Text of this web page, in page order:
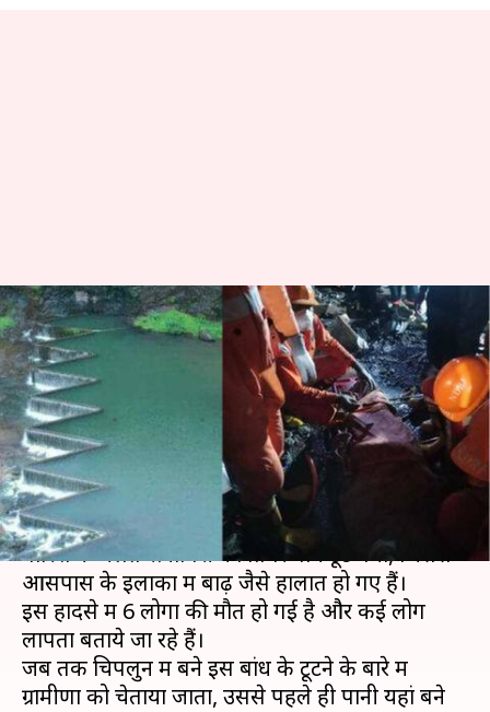
महाराष्ट्र: रत्नागिरी में बांध टूटने से कई
गांव जलमग्न, छह की मौत, कई लोग
लापता
लेखन प्रमोद कुमार Jul 03, 2019 10:42 am
क्या है खबर?
महाराष्ट्र में हो रही भारी बारिश का कहर लगातार जारी है।
बारिश के चलते रत्नागिरी का तिवरे बांध टूट गया, जिससे
आसपास के इलाकों में बाढ़ जैसे हालात हो गए हैं।
इस हादसे में 6 लोगों की मौत हो गई है और कई लोग
लापता बताये जा रहे हैं।
जब तक चिपलुन में बने इस बांध के टूटने के बारे में
ग्रामीणों को चेताया जाता, उससे पहले ही पानी यहां बने